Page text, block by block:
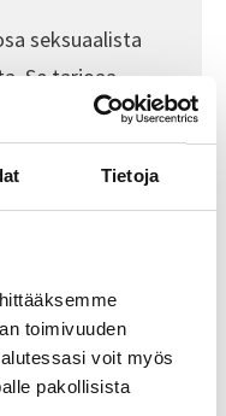
Tietoja
toimivuuden
voit myös
pakollisista
seksuaalista
Se tarjoaa
kehoon ja
voi tukea
elämän ajan.
vaikuttaa